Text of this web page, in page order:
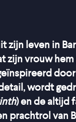
zijn leven in
zijn vrouw
wordt
) en de altijd
prachtrol van